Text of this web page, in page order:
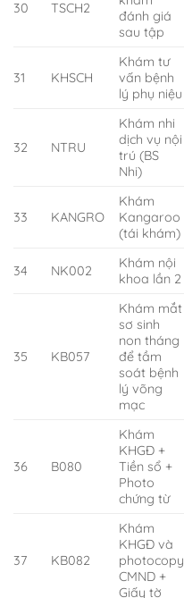
30 TSCH2
đánh giá
sau tập
31 KHSCH
Khám tư
vấn bệnh
lý phụ niệu
32 NTRU
Khám nhi
dịch vụ nội
trú (BS
Nhi)
33 KANGRO
Khám
Kangaroo
(tái khám)
34 NK002
Khám nội
khoa lần 2
35 KB057
Khám mắt
sơ sinh
non tháng
để tầm
soát bệnh
lý võng
mạc
36 B080
Khám
KHGĐ +
Tiền sổ +
Photo
chứng từ
37 KB082
Khám
KHGĐ và
photocopy
CMND +
Giấy tờ